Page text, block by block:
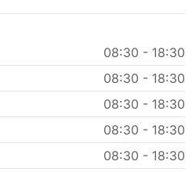
08:30 - 18:30
08:30 - 18:30
08:30 - 18:30
08:30 - 18:30
08:30 - 18:30